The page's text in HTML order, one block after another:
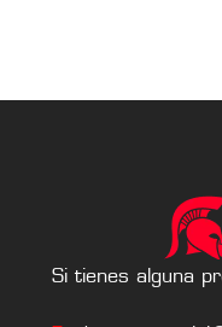
Si tienes alguna